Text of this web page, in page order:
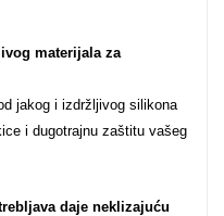
materijala za
jakog i izdržljivog silikona
i dugotrajnu zaštitu vašeg
daje neklizajuću